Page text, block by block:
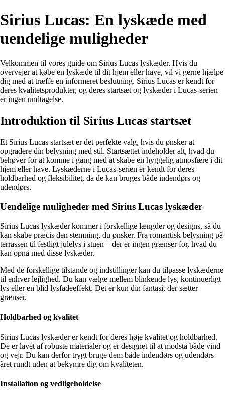
Sirius Lucas: En lyskæde med
uendelige muligheder
Velkommen til vores guide om Sirius Lucas lyskæder. Hvis du
overvejer at købe en lyskæde til dit hjem eller have, vil vi gerne hjælpe
dig med at træffe en informeret beslutning. Sirius Lucas er kendt for
deres kvalitetsprodukter, og deres startsæt og lyskæder i Lucas-serien
er ingen undtagelse.
Introduktion til Sirius Lucas startsæt
Et Sirius Lucas startsæt er det perfekte valg, hvis du ønsker at
opgradere din belysning med stil. Startsættet indeholder alt, hvad du
behøver for at komme i gang med at skabe en hyggelig atmosfære i dit
hjem eller have. Lyskæderne i Lucas-serien er kendt for deres
holdbarhed og fleksibilitet, da de kan bruges både indendørs og
udendørs.
Uendelige muligheder med Sirius Lucas lyskæder
Sirius Lucas lyskæder kommer i forskellige længder og designs, så du
kan skabe præcis den stemning, du ønsker. Fra romantisk belysning på
terrassen til festligt julelys i stuen – der er ingen grænser for, hvad du
kan opnå med disse lyskæder.
Med de forskellige tilstande og indstillinger kan du tilpasse lyskæderne
til enhver lejlighed. Du kan vælge mellem blinkende lys, kontinuerligt
lys eller en blid lysfadeeffekt. Det er kun din fantasi, der sætter
grænser.
Holdbarhed og kvalitet
Sirius Lucas lyskæder er kendt for deres høje kvalitet og holdbarhed.
De er lavet af robuste materialer og er designet til at modstå både vind
og vejr. Du kan derfor trygt bruge dem både indendørs og udendørs
året rundt uden at bekymre dig om kvaliteten.
Installation og vedligeholdelse